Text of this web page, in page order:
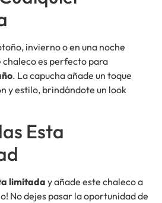
invierno o en una noche
chaleco es perfecto para
. La capucha añade un toque
y estilo, brindándote un look
Esta
limitaday añade este chaleco a
No dejes pasar la oportunidad de